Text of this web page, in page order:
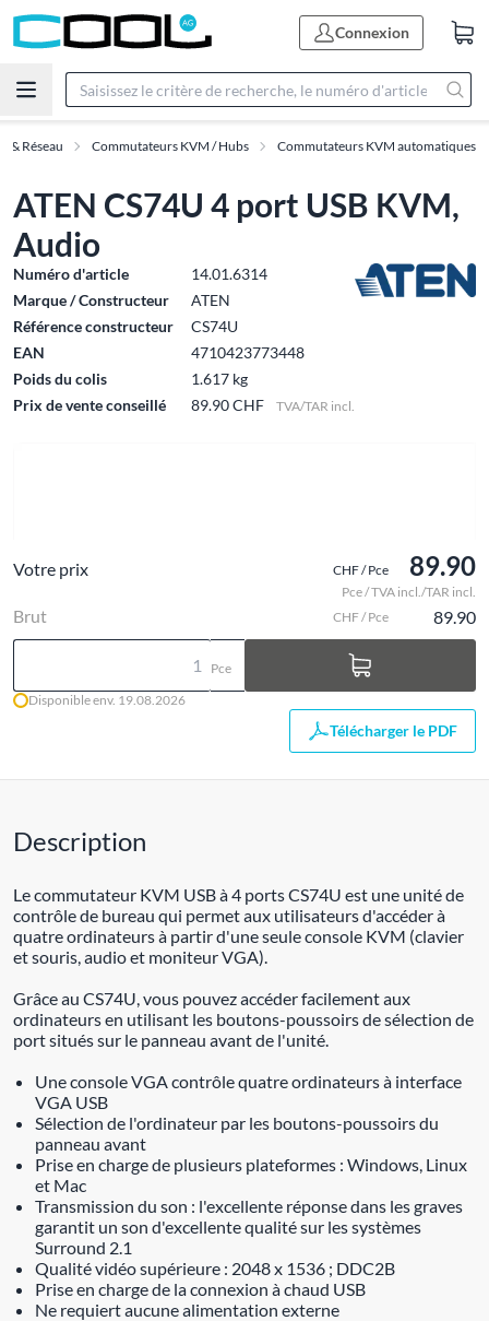
Connexion
& Réseau Commutateurs KVM / Hubs Commutateurs KVM automatiques
ATEN CS74U 4 port USB KVM,
Audio
Numéro d'article
14.01.6314
Marque / Constructeur
ATEN
Référence constructeur
CS74U
EAN
4710423773448
Poids du colis
1.617 kg
Prix de vente conseillé
89.90 CHF TVA/TAR incl.
Votre prix CHF / Pce 89.90
Pce / TVA incl./TAR incl.
Brut CHF / Pce 89.90
Pce
Disponible env. 19.08.2026
Télécharger le PDF
Description
Le commutateur KVM USB à 4 ports CS74U est une unité de
contrôle de bureau qui permet aux utilisateurs d'accéder à
quatre ordinateurs à partir d'une seule console KVM (clavier
et souris, audio et moniteur VGA).
Grâce au CS74U, vous pouvez accéder facilement aux
ordinateurs en utilisant les boutons-poussoirs de sélection de
port situés sur le panneau avant de l'unité.
Une console VGA contrôle quatre ordinateurs à interface
VGA USB
Sélection de l'ordinateur par les boutons-poussoirs du
panneau avant
Prise en charge de plusieurs plateformes : Windows, Linux
et Mac
Transmission du son : l'excellente réponse dans les graves
garantit un son d'excellente qualité sur les systèmes
Surround 2.1
Qualité vidéo supérieure : 2048 x 1536 ; DDC2B
Prise en charge de la connexion à chaud USB
Ne requiert aucune alimentation externe